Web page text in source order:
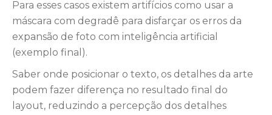
Para esses casos existem artifícios como usar a
máscara com degradê para disfarçar os erros da
expansão de foto com inteligência artificial
(exemplo final).
Saber onde posicionar o texto, os detalhes da arte
podem fazer diferença no resultado final do
layout, reduzindo a percepção dos detalhes